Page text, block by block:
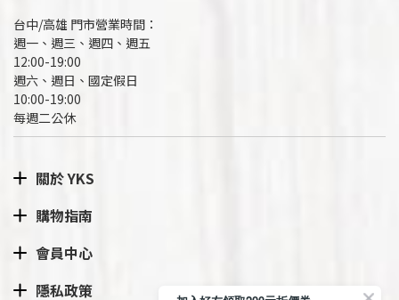
台中/高雄 門市營業時間：
週一、週三、週四、週五
12:00-19:00
週六、週日、國定假日
10:00-19:00
每週二公休
關於 YKS
購物指南
會員中心
隱私政策